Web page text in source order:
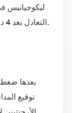
التعادل بعد 4 دقائق فقط عن طريق البوسني إدين دجيكو.
بعدها